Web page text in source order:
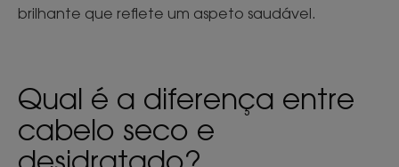
brilhante que reflete um aspeto saudável.
Qual é a diferença entre
cabelo seco e